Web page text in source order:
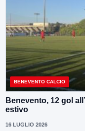
BENEVENTO CALCIO
Benevento, 12 gol
estivo
16 LUGLIO 2026